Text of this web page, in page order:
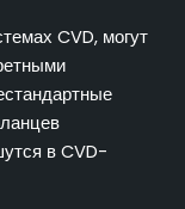
CVD, могут
в CVD-